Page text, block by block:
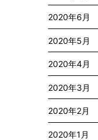
2020年6月
2020年5月
2020年4月
2020年3月
2020年2月
2020年1月